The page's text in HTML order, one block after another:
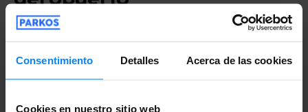
Consentimiento Detalles Acerca de las cookies
Cookies en nuestro sitio web
A continuación, presentamos la lista de los
proveedores de parking mejor valorados en
los aeropuertos de los Países Bajos y países
vecinos, junto con sus puntuaciones: